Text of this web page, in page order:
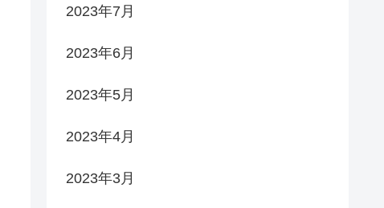
2023年7月
2023年6月
2023年5月
2023年4月
2023年3月